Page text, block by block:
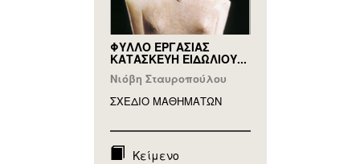
ΦΥΛΛΟ ΕΡΓΑΣΙΑΣ
ΚΑΤΑΣΚΕΥΗ ΕΙΔΩΛΙΟΥ...
Νιόβη Σταυροπούλου
ΣΧΕΔΙΟ ΜΑΘΗΜAΤΩΝ
Κείμενο